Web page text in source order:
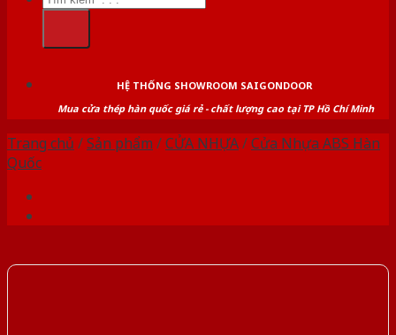
kiếm:
HỆ THỐNG SHOWROOM SAIGONDOOR
Mua cửa thép hàn quốc giá rẻ - chất lượng cao tại TP Hồ Chí Minh
Trang chủ /Sản phẩm /CỬA NHỰA/Cửa Nhựa ABS Hàn
Quốc